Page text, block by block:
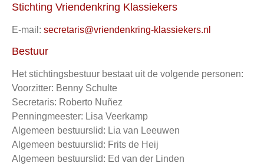
Stichting Vriendenkring Klassiekers
E-mail: secretaris@vriendenkring-klassiekers.nl
Bestuur
Het stichtingsbestuur bestaat uit de volgende personen:
Voorzitter: Benny Schulte
Secretaris: Roberto Nuñez
Penningmeester: Lisa Veerkamp
Algemeen bestuurslid: Lia van Leeuwen
Algemeen bestuurslid: Frits de Heij
Algemeen bestuurslid: Ed van der Linden